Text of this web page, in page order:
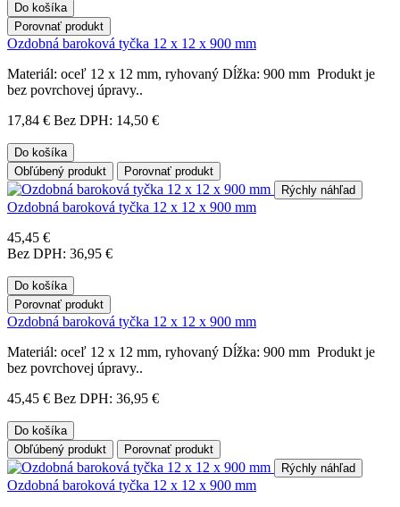
Do košíka
Porovnať produkt
Ozdobná baroková tyčka 12 x 12 x 900 mm
Materiál: oceľ 12 x 12 mm, ryhovaný Dĺžka: 900 mm Produkt je
bez povrchovej úpravy..
17,84 € Bez DPH: 14,50 €
Do košíka
Obľúbený produkt
Porovnať produkt
Rýchly náhľad
Ozdobná baroková tyčka 12 x 12 x 900 mm
45,45 €
Bez DPH: 36,95 €
Do košíka
Porovnať produkt
Ozdobná baroková tyčka 12 x 12 x 900 mm
Materiál: oceľ 12 x 12 mm, ryhovaný Dĺžka: 900 mm Produkt je
bez povrchovej úpravy..
45,45 € Bez DPH: 36,95 €
Do košíka
Obľúbený produkt
Porovnať produkt
Rýchly náhľad
Ozdobná baroková tyčka 12 x 12 x 900 mm